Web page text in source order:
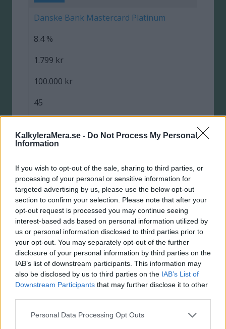
KalkyleraMera.se - Do Not Process My Personal
Information
If you wish to opt-out of the sale, sharing to third parties, or
processing of your personal or sensitive information for
targeted advertising by us, please use the below opt-out
section to confirm your selection. Please note that after your
opt-out request is processed you may continue seeing
interest-based ads based on personal information utilized by
us or personal information disclosed to third parties prior to
your opt-out. You may separately opt-out of the further
disclosure of your personal information by third parties on the
IAB’s list of downstream participants. This information may
also be disclosed by us to third parties on the IAB’s List of
Downstream Participants that may further disclose it to other
Personal Data Processing Opt Outs
Danske Bank Mastercard Platinum
8.4 %
1.799 kr
100.000 kr
45
Easyliving
13.95 %
195 kr
100.000 kr
56
Ansök
Ecster-kortet
13.82 %